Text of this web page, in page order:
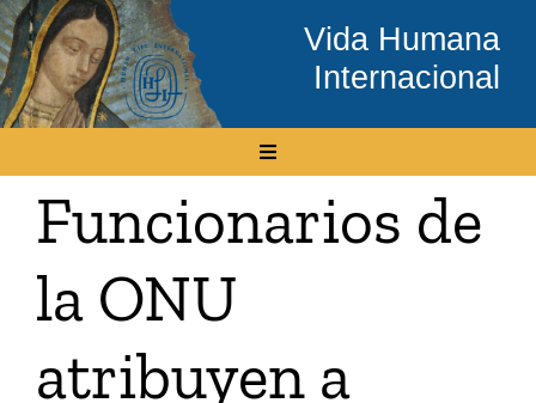
Skip
to
content
Vida Humana
Internacional
Toggle
Inicio
Conócenos
Temas
Funcionarios de
la ONU
atribuyen a